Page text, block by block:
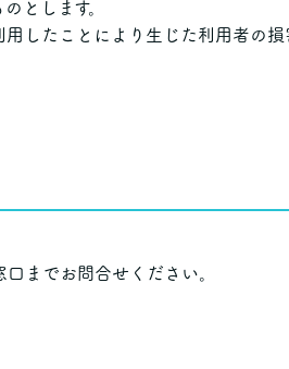
とします。
したことにより生じた利用者の
までお問合せください。